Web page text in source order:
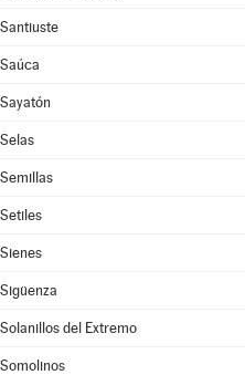
Santiuste
Saúca
Sayatón
Selas
Semillas
Setiles
Sienes
Sigüenza
Solanillos del Extremo
Somolinos